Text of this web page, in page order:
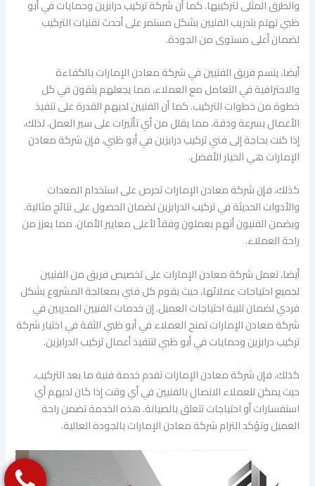
والطرق المثلى لتركيبها. كما أن شركة تركيب درابزين وحمايات في أبو
ظبي تهتم بتدريب الفنيين بشكل مستمر على أحدث تقنيات التركيب
لضمان أعلى مستوى من الجودة.
أيضا، يتسم فريق الفنيين في شركة معادن الإمارات بالكفاءة
والاحترافية في التعامل مع العملاء، مما يجعلهم يثقون في كل
خطوة من خطوات التركيب. كما أن الفنيين لديهم القدرة على تنفيذ
الأعمال بسرعة ودقة، مما يقلل من أي تأثيرات على سير العمل. لذلك،
إذا كنت بحاجة إلى فني تركيب درابزين في أبو ظبي، فإن شركة معادن
الإمارات هي الخيار الأفضل.
كذلك، فإن شركة معادن الإمارات تحرص على استخدام المعدات
والأدوات الحديثة في تركيب الدرابزين لضمان الحصول على نتائج مثالية.
ويضمن الفنيون أنهم يعملون وفقاً لأعلى معايير الأمان، مما يعزز من
راحة العملاء.
أيضا، تعمل شركة معادن الإمارات على تخصيص فريق من الفنيين
لجميع احتياجات عملائها، حيث يقوم كل فني بمعالجة المشروع بشكل
فردي لضمان تلبية احتياجات العميل. إن خدمات الفنيين المدربين في
شركة معادن الإمارات تمنح العملاء في أبو ظبي الثقة في اختيار شركة
تركيب درابزين وحمايات في أبو ظبي لتنفيذ أعمال تركيب الدرابزين.
كذلك، فإن شركة معادن الإمارات تقدم خدمة فنية ما بعد التركيب،
حيث يمكن للعملاء الاتصال بالفنيين في أي وقت إذا كان لديهم أي
استفسارات أو احتياجات تتعلق بالصيانة. هذه الخدمة تضمن راحة
العميل وتؤكد التزام شركة معادن الإمارات بالجودة العالية.